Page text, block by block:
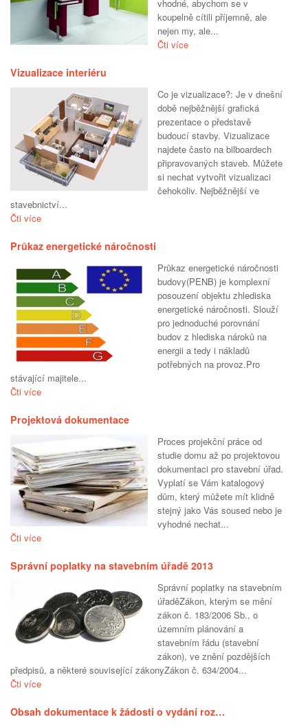
vhodné, abychom se v
koupelně cítili příjemně, ale
nejen my, ale...
Čti více
Vizualizace interiéru
Co je vizualizace?: Je v dnešní
době nejběžnější grafická
prezentace o představě
budoucí stavby. Vizualizace
najdete často na bilboardech
připravovaných staveb. Můžete
si nechat vytvořit vizualizaci
čehokoliv. Nejběžnější ve
stavebnictví...
Čti více
Průkaz energetické náročnosti
Průkaz energetické náročnosti
budovy(PENB) je komplexní
posouzení objektu zhlediska
energetické náročnosti. Slouží
pro jednoduché porovnání
budov z hlediska nároků na
energii a tedy i nákladů
potřebných na provoz.Pro
stávající majitele...
Čti více
Projektová dokumentace
Proces projekční práce od
studie domu až po projektovou
dokumentaci pro stavební úřad.
Vyplatí se Vám katalogový
dům, který můžete mít klidně
stejný jako Vás soused nebo je
vyhodné nechat...
Čti více
Správní poplatky na stavebním úřadě 2013
Správní poplatky na stavebním
úřaděZákon, kterým se mění
zákon č. 183/2006 Sb., o
územním plánování a
stavebním řádu (stavební
zákon), ve znění pozdějších
předpisů, a některé související zákonyZákon č. 634/2004...
Čti více
Obsah dokumentace k žádosti o vydání roz…